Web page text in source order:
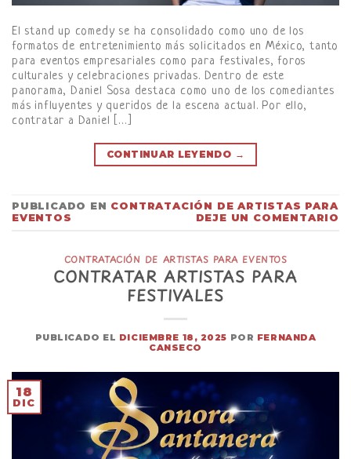
El stand up comedy se ha consolidado como uno de los
formatos de entretenimiento más solicitados en México, tanto
para eventos empresariales como para festivales, foros
culturales y celebraciones privadas. Dentro de este
panorama, Daniel Sosa destaca como uno de los comediantes
más influyentes y queridos de la escena actual. Por ello,
contratar a Daniel […]
CONTINUAR LEYENDO →
PUBLICADO EN CONTRATACIÓN DE ARTISTAS PARA
EVENTOS
DEJE UN COMENTARIO
CONTRATACIÓN DE ARTISTAS PARA EVENTOS
CONTRATAR ARTISTAS PARA
FESTIVALES
PUBLICADO EL DICIEMBRE 18, 2025 POR FERNANDA
CANSECO
18
DIC